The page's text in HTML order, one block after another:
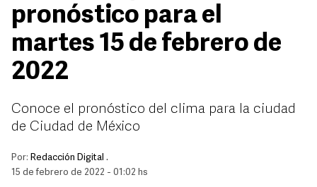
pronóstico para el
martes 15 de febrero de
2022
Conoce el pronóstico del clima para la ciudad
de Ciudad de México
Por: Redacción Digital .
15 de febrero de 2022 - 01:02 hs